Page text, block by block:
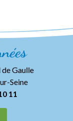
de Gaulle
Seine
11